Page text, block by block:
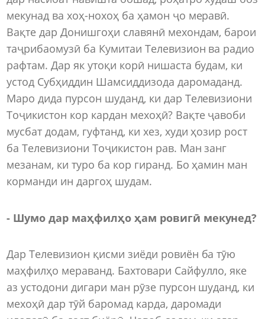
мекунад ва хоҳ-нохоҳ ба ҳамон ҷо меравӣ.
Вақте дар Донишгоҳи славянӣ мехондам, барои
таҷрибаомузӣ ба Кумитаи Телевизион ва радио
рафтам. Дар як утоқи корӣ нишаста будам, ки
устод Субҳиддин Шамсиддизода даромаданд.
Маро дида пурсон шуданд, ки дар Телевизиони
Тоҷикистон кор кардан мехоҳӣ? Вақте ҷавоби
мусбат додам, гуфтанд, ки хез, худи ҳозир рост
ба Телевизиони Тоҷикистон рав. Ман занг
мезанам, ки туро ба кор гиранд. Бо ҳамин ман
корманди ин даргоҳ шудам.
- Шумо дар маҳфилҳо ҳам ровигӣ мекунед?
Дар Телевизион қисми зиёди ровиён ба тӯю
маҳфилҳо мераванд. Бахтовари Сайфулло, яке
аз устодони дигари ман рӯзе пурсон шуданд, ки
мехоҳӣ дар тӯй баромад карда, даромади